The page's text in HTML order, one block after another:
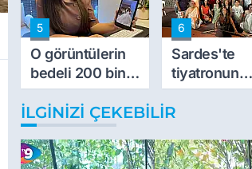
5
O görüntülerin
bedeli 200 bin
TL
6
Sardes'te
tiyatronun
imece ruhu
binlerce yıllık
İLGINIZI ÇEKEBILIR